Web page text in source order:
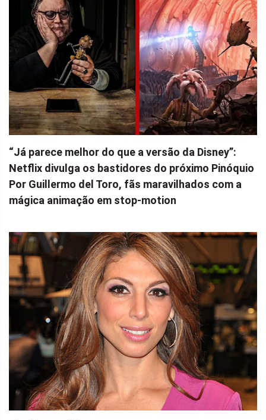
“Já parece melhor do que a versão da Disney”:
Netflix divulga os bastidores do próximo Pinóquio
Por Guillermo del Toro, fãs maravilhados com a
mágica animação em stop-motion